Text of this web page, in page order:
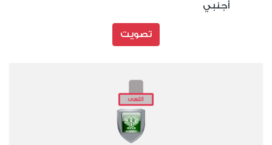
أجنبي
تصويت